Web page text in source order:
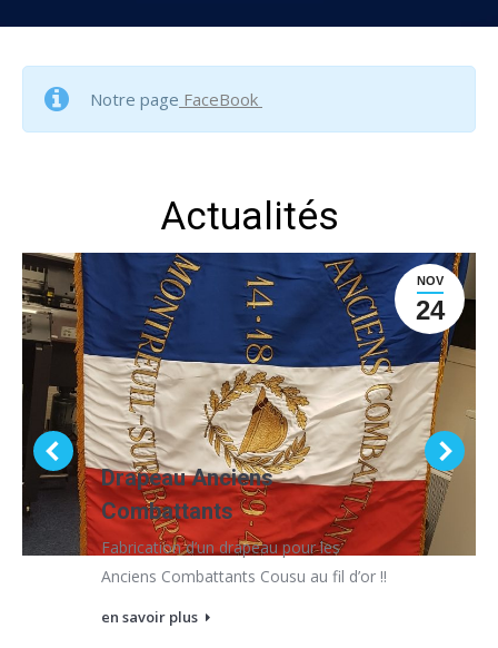
Notre page FaceBook
Actualités
NOV
24
Drapeau Anciens
Combattants
Fabrication d’un drapeau pour les
Anciens Combattants Cousu au fil d’or !!
en savoir plus